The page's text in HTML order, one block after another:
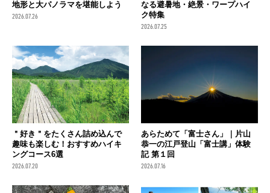
地形と大パノラマを堪能しよう
2026.07.26
なる避暑地・絶景・ワープハイ
ク特集
2026.07.25
＂好き＂をたくさん詰め込んで
趣味も楽しむ！おすすめハイキ
ングコース6選
2026.07.20
あらためて「富士さん」｜片山
恭一の江戸登山「富士講」体験
記 第１回
2026.07.16